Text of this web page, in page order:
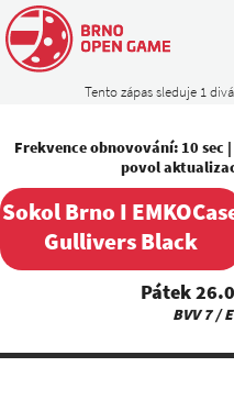
Tento zápas sleduje 1
Frekvence obnovování: 10 sec |
povol
Sokol Brno I
Gullivers Black
Pátek
BVV 7 /